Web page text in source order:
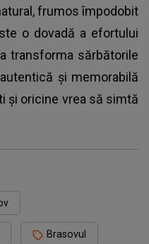
frumos împodobit
o dovadă a efortului
transforma sărbătorile
și memorabilă
și oricine vrea să simtă
Brasovul